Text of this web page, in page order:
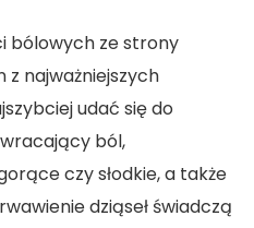
bólowych ze strony
z najważniejszych
udać się do
ból,
czy słodkie, a także
dziąseł świadczą